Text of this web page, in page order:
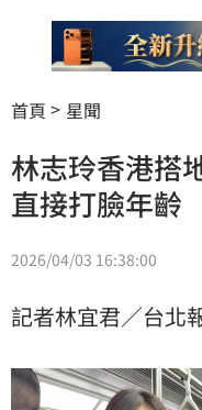
首頁 星聞
林志玲香港搭
直接打臉年
2026/04/03 16:38:00
記者林宜君／台北